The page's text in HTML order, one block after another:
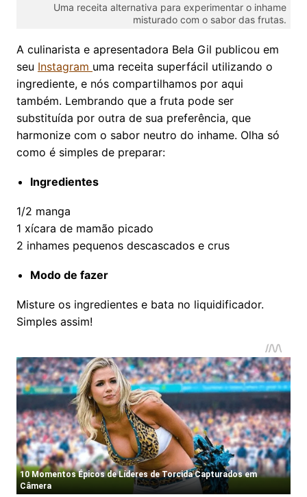
Uma receita alternativa para experimentar o inhame
misturado com o sabor das frutas.
A culinarista e apresentadora Bela Gil publicou em
seu Instagram uma receita superfácil utilizando o
ingrediente, e nós compartilhamos por aqui
também. Lembrando que a fruta pode ser
substituída por outra de sua preferência, que
harmonize com o sabor neutro do inhame. Olha só
como é simples de preparar:
Ingredientes
1/2 manga
1 xícara de mamão picado
2 inhames pequenos descascados e crus
Modo de fazer
Misture os ingredientes e bata no liquidificador.
Simples assim!